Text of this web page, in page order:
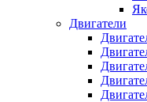
Двигатели